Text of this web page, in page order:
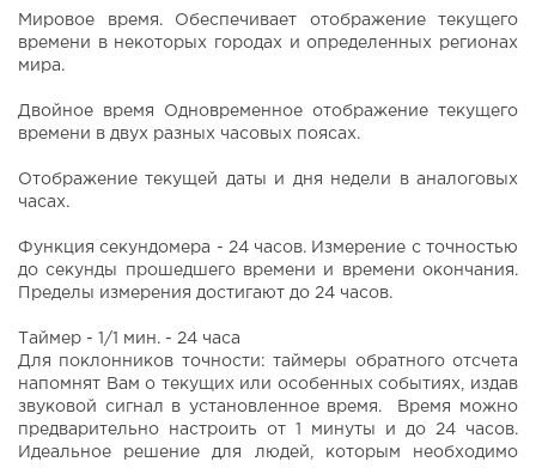
Мировое время. Обеспечивает отображение текущего
времени в некоторых городах и определенных регионах
мира.
Двойное время Одновременное отображение текущего
времени в двух разных часовых поясах.
Отображение текущей даты и дня недели в аналоговых
часах.
Функция секундомера - 24 часов. Измерение с точностью
до секунды прошедшего времени и времени окончания.
Пределы измерения достигают до 24 часов.
Таймер - 1/1 мин. - 24 часа
Для поклонников точности: таймеры обратного отсчета
напомнят Вам о текущих или особенных событиях, издав
звуковой сигнал в установленное время. Время можно
предварительно настроить от 1 минуты и до 24 часов.
Идеальное решение для людей, которым необходимо